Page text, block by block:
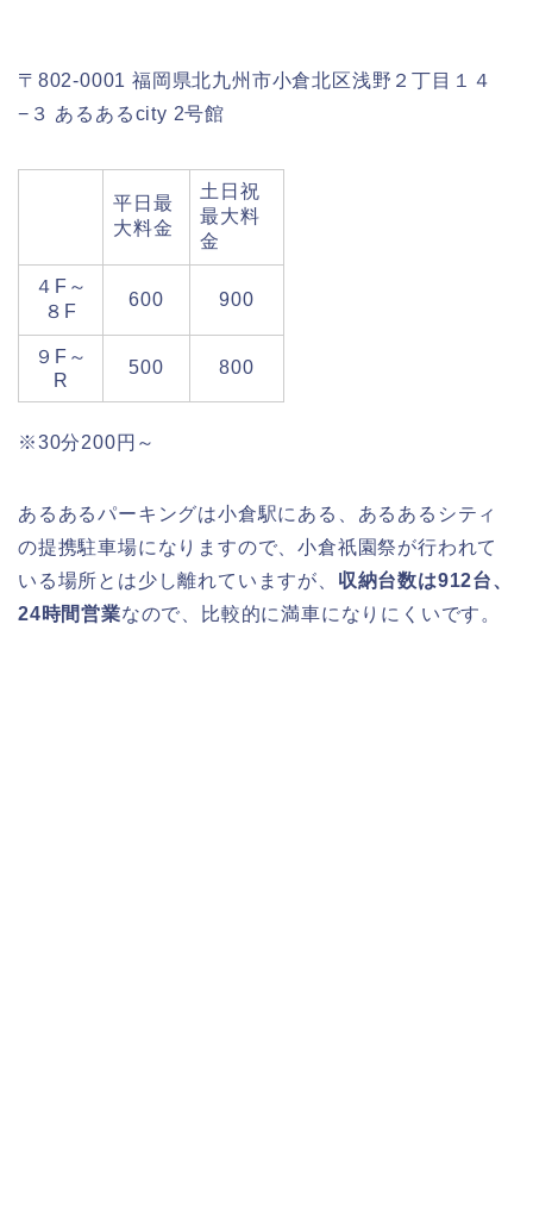
〒802-0001 福岡県北九州市小倉北区浅野２丁目１４
−３ あるあるcity 2号館
平日最
大料金
土日祝
最大料
金
４F～
８F
600 900
９F～
R
500 800
※30分200円～
あるあるパーキングは小倉駅にある、あるあるシティ
の提携駐車場になりますので、小倉祇園祭が行われて
いる場所とは少し離れていますが、 収納台数は912台、
24時間営業なので、比較的に満車になりにくいです。